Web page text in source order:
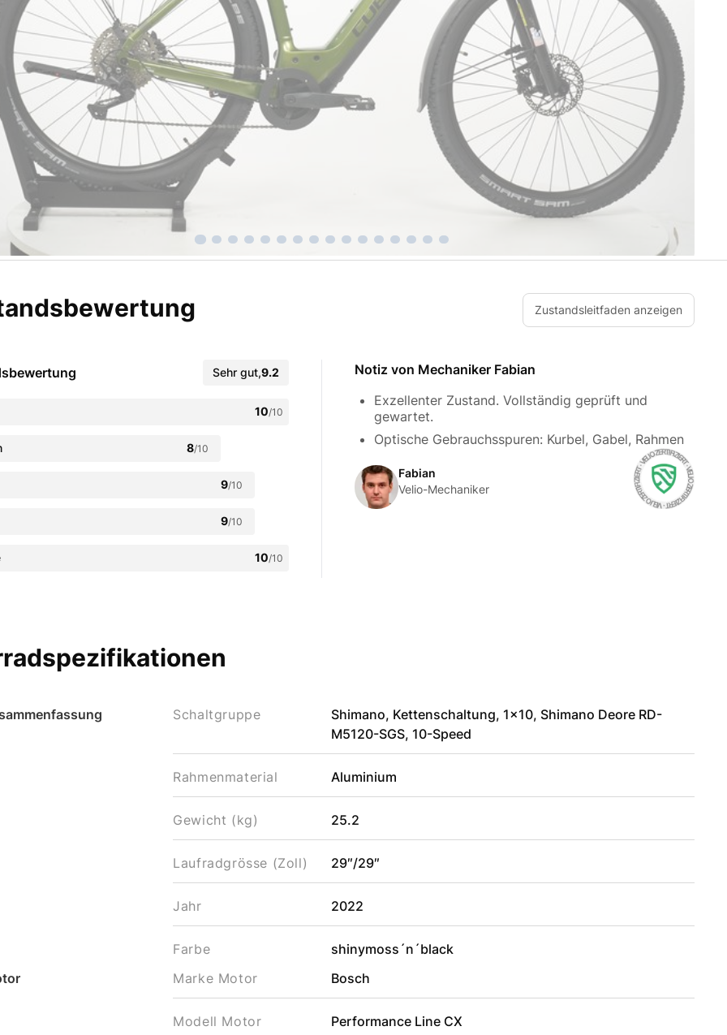
Zustandsleitfaden anzeigen
Sehr gut,9.2
10/10
8/10
9/10
9/10
10/10
Notiz von Mechaniker Fabian
Exzellenter Zustand. Vollständig geprüft und
gewartet.
Optische Gebrauchsspuren: Kurbel, Gabel, Rahmen
Fabian
Velio-Mechaniker
Schaltgruppe
Shimano, Kettenschaltung, 1x10, Shimano Deore RD-
M5120-SGS, 10-Speed
Rahmenmaterial Aluminium
Gewicht (kg) 25.2
Laufradgrösse (Zoll) 29″/29″
Jahr 2022
Farbe
shinymoss´n´black
Marke Motor Bosch
Modell Motor Performance Line CX